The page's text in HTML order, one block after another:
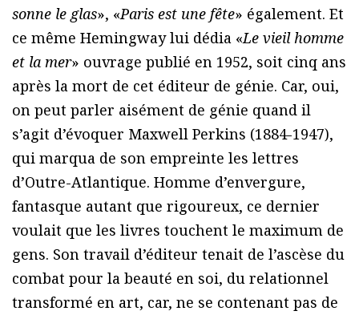
sonne le glas», «Paris est une fête» également. Et
ce même Hemingway lui dédia «Le vieil homme
et la mer» ouvrage publié en 1952, soit cinq ans
après la mort de cet éditeur de génie. Car, oui,
on peut parler aisément de génie quand il
s’agit d’évoquer Maxwell Perkins (1884-1947),
qui marqua de son empreinte les lettres
d’Outre-Atlantique. Homme d’envergure,
fantasque autant que rigoureux, ce dernier
voulait que les livres touchent le maximum de
gens. Son travail d’éditeur tenait de l’ascèse du
combat pour la beauté en soi, du relationnel
transformé en art, car, ne se contenant pas de